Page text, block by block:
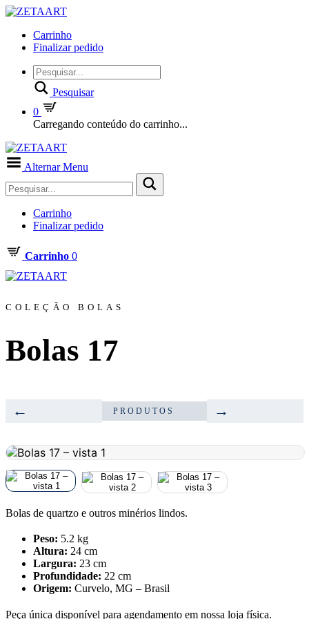
Carrinho
Finalizar pedido
Pesquisar
0
Carregando conteúdo do carrinho...
Alternar Menu
Carrinho
Finalizar pedido
Carrinho 0
COLEÇÃO BOLAS
Bolas 17
← PRODUTOS →
Bolas de quartzo e outros minérios lindos.
Peso: 5.2 kg
Altura: 24 cm
Largura: 23 cm
Profundidade: 22 cm
Origem: Curvelo, MG – Brasil
Peça única disponível para agendamento em nossa loja física.